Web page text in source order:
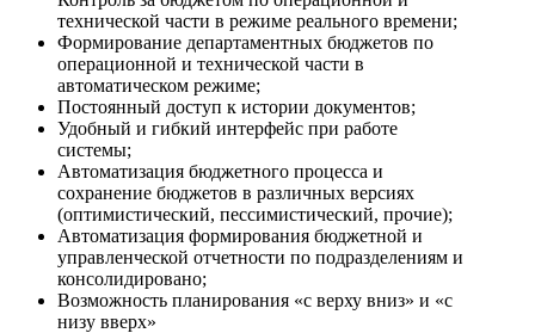
технической части в режиме реального времени;
Формирование департаментных бюджетов по
операционной и технической части в
автоматическом режиме;
Постоянный доступ к истории документов;
Удобный и гибкий интерфейс при работе
системы;
Автоматизация бюджетного процесса и
сохранение бюджетов в различных версиях
(оптимистический, пессимистический, прочие);
Автоматизация формирования бюджетной и
управленческой отчетности по подразделениям и
консолидировано;
Возможность планирования «с верху вниз» и «с
низу вверх»